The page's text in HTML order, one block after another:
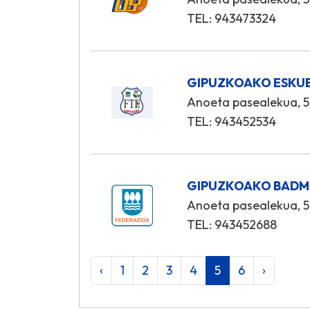
TEL: 943473324
GIPUZKOAKO
Anoeta pasealekua, 5
TEL: 943452534
GIPUZKOAKO
Anoeta pasealekua, 5
TEL: 943452688
‹ 1 2 3 4 5 6 ›